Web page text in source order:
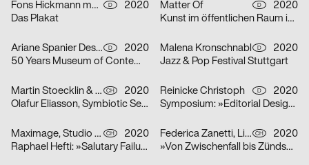
Fons Hickmann m23 D
2020
Das Plakat
Matter Of D
2020
Kunst im öffentlichen Raum in Stuttgart
Ariane Spanier Design D
2020
50 Years Museum of Contemporary Art Skopje
Malena Kronschnabl D
2020
Jazz & Pop Festival Stuttgart
Martin Stoecklin & Melina Wilson CH
2020
Olafur Eliasson, Symbiotic Seeing, Kunsthaus Zürich
Reinicke Christoph D
2020
Symposium: »Editorial Design Now«
Maximage, Studio Raphael Hefti CH
2020
Raphael Hefti: »Salutary Failures«
Federica Zanetti, Linggi Annina CH
2020
»Von Zwischenfall bis Zündschnur« – Sammlungsausstellung der Hochschule Luzern – Design & Kunst